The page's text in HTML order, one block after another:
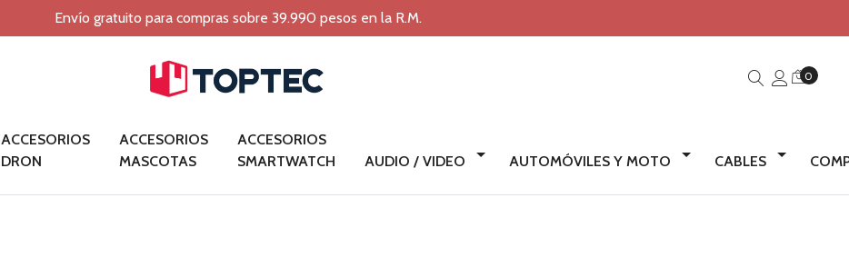
Envío gratuito para compras sobre 39.990 pesos en la R.M.
0
ACCESORIOS
DRON
ACCESORIOS
MASCOTAS
ACCESORIOS
SMARTWATCH
AUDIO / VIDEO AUTOMÓVILES Y MOTO CABLES